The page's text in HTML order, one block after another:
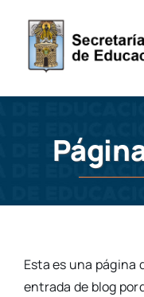
content
Esta es una página
entrada de blog